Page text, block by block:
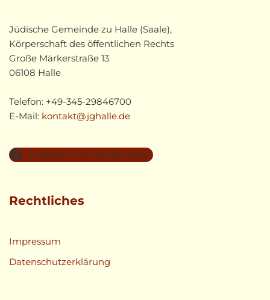
Jüdische Gemeinde zu Halle (Saale),
Körperschaft des öffentlichen Rechts
Große Märkerstraße 13
06108 Halle
Telefon: +49-345-29846700
E-Mail: kontakt@jghalle.de
Jüdische Gemeinde Halle
Rechtliches
Impressum
Datenschutzerklärung